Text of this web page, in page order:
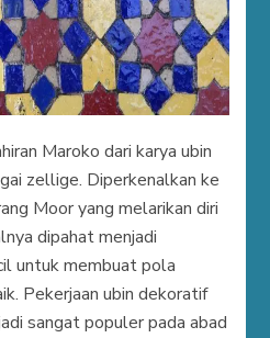
Maroko dari karya ubin
zellige. Diperkenalkan ke
Moor yang melarikan diri
dipahat menjadi
untuk membuat pola
Pekerjaan ubin dekoratif
sangat populer pada abad